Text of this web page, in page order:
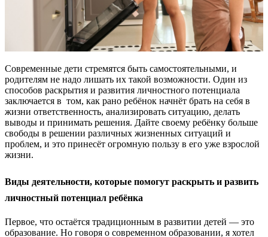
Современные дети стремятся быть самостоятельными, и
родителям не надо лишать их такой возможности. Один из
способов раскрытия и развития личностного потенциала
заключается в том, как рано ребёнок начнёт брать на себя в
жизни ответственность, анализировать ситуацию, делать
выводы и принимать решения. Дайте своему ребёнку больше
свободы в решении различных жизненных ситуаций и
проблем, и это принесёт огромную пользу в его уже взрослой
жизни.
Виды деятельности, которые помогут раскрыть и развить
личностный потенциал ребёнка
Первое, что остаётся традиционным в развитии детей — это
образование. Но говоря о современном образовании, я хотел